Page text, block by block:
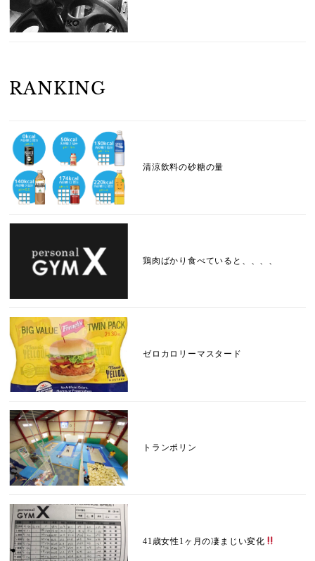
RANKING
清涼飲料の砂糖の量
鶏肉ばかり食べていると、、、、
ゼロカロリーマスタード
トランポリン
41歳女性1ヶ月の凄まじい変化